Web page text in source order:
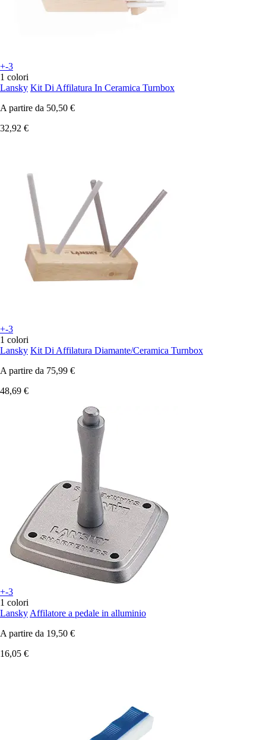
+-3
1 colori
Lansky Kit Di Affilatura In Ceramica Turnbox
A partire da 50,50 €
32,92 €
+-3
1 colori
Lansky Kit Di Affilatura Diamante/Ceramica Turnbox
A partire da 75,99 €
48,69 €
+-3
1 colori
Lansky Affilatore a pedale in alluminio
A partire da 19,50 €
16,05 €